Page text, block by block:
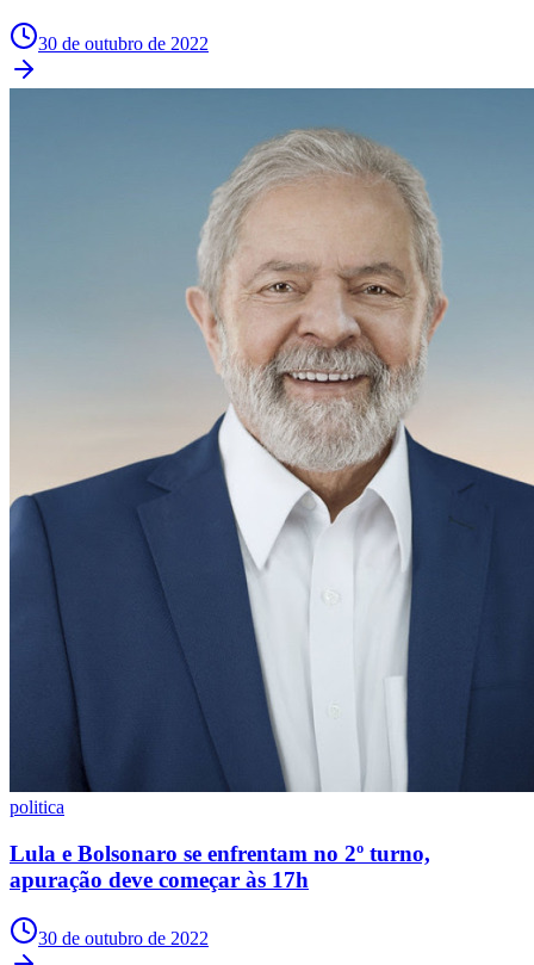
Bahia
30 de outubro de 2022
politica
Lula e Bolsonaro se enfrentam no 2º turno,
apuração deve começar às 17h
30 de outubro de 2022